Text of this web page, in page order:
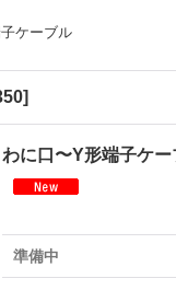
ケーブル
]
わに口〜Y形端子ケー
準備中